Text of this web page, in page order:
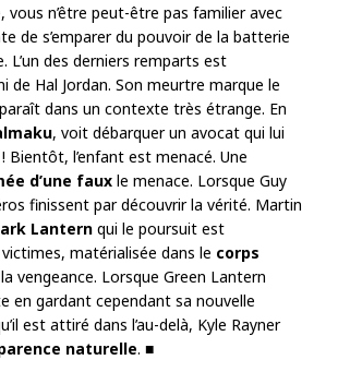
vous n’être peut-être pas familier avec
de s’emparer du pouvoir de la batterie
des derniers remparts est
de Hal Jordan. Son meurtre marque le
dans un contexte très étrange. En
, voit débarquer un avocat qui lui
! Bientôt, l’enfant est menacé. Une
d’une faux le menace. Lorsque Guy
finissent par découvrir la vérité. Martin
Lantern qui le poursuit est
matérialisée dans le corps
vengeance. Lorsque Green Lantern
en gardant cependant sa nouvelle
est attiré dans l’au-delà, Kyle Rayner
naturelle. ■